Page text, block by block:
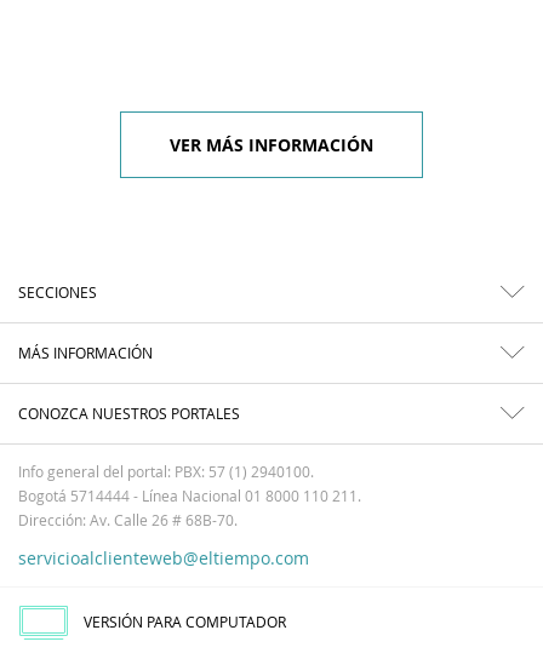
VER MÁS INFORMACIÓN
SECCIONES
MÁS INFORMACIÓN
CONOZCA NUESTROS PORTALES
Info general del portal: PBX: 57 (1) 2940100.
Bogotá 5714444 - Línea Nacional 01 8000 110 211.
Dirección: Av. Calle 26 # 68B-70.
servicioalclienteweb@eltiempo.com
VERSIÓN PARA COMPUTADOR